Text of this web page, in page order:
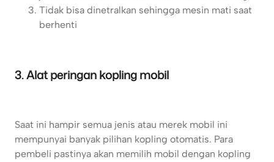
Tidak bisa dinetralkan sehingga mesin mati saat
berhenti
3. Alat peringan kopling mobil
Saat ini hampir semua jenis atau merek mobil ini
mempunyai banyak pilihan kopling otomatis. Para
pembeli pastinya akan memilih mobil dengan kopling